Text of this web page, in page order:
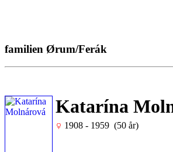
familien Ørum/Ferák
Katarína
1908 - 1959 (50 år)